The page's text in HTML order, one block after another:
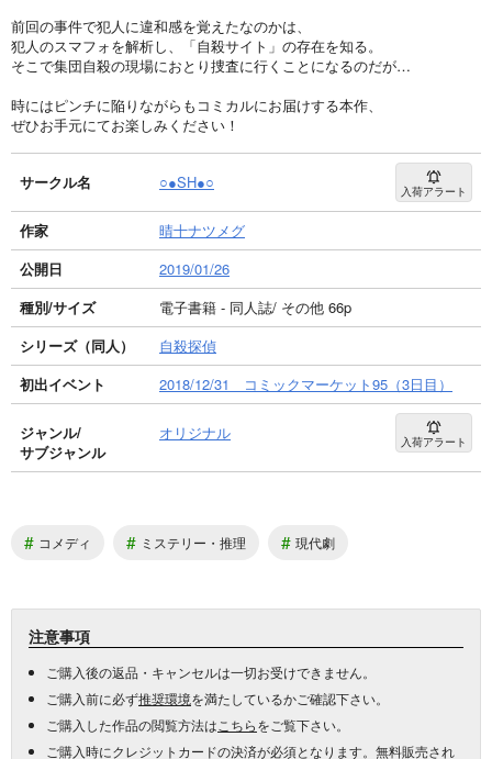
前回の事件で犯人に違和感を覚えたなのかは、
犯人のスマフォを解析し、「自殺サイト」の存在を知る。
そこで集団自殺の現場におとり捜査に行くことになるのだが…
時にはピンチに陥りながらもコミカルにお届けする本作、
ぜひお手元にてお楽しみください！
サークル名 ○●SH●○ 入荷アラート
作家
晴十ナツメグ
公開日
2019/01/26
種別/サイズ
電子書籍 - 同人誌/ その他 66p
シリーズ（同人）
自殺探偵
初出イベント
2018/12/31 コミックマーケット95（3日目）
ジャンル/
サブジャンル
オリジナル 入荷アラート
# コメディ # ミステリー・推理 # 現代劇
注意事項
ご購入後の返品・キャンセルは一切お受けできません。
ご購入前に必ず推奨環境を満たしているかご確認下さい。
ご購入した作品の閲覧方法は こちらをご覧下さい。
ご購入時にクレジットカードの決済が必須となります。無料販売され